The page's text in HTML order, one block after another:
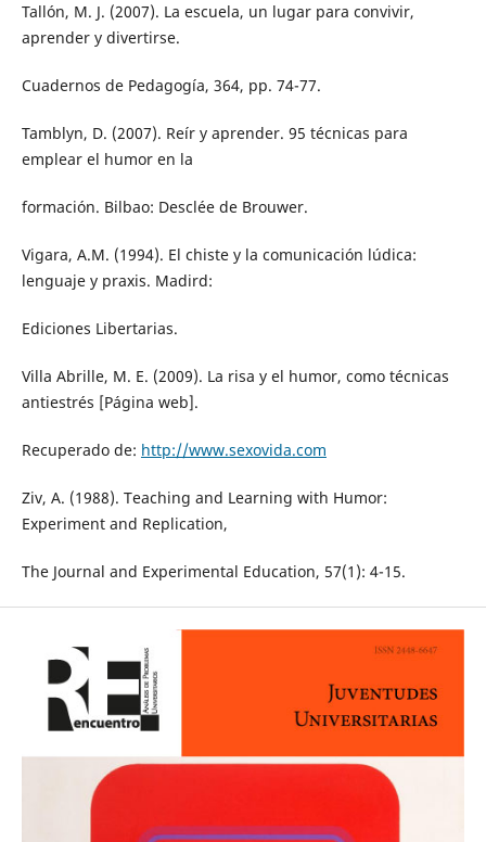
Tallón, M. J. (2007). La escuela, un lugar para convivir,
aprender y divertirse.
Cuadernos de Pedagogía, 364, pp. 74-77.
Tamblyn, D. (2007). Reír y aprender. 95 técnicas para
emplear el humor en la
formación. Bilbao: Desclée de Brouwer.
Vigara, A.M. (1994). El chiste y la comunicación lúdica:
lenguaje y praxis. Madird:
Ediciones Libertarias.
Villa Abrille, M. E. (2009). La risa y el humor, como técnicas
antiestrés [Página web].
Recuperado de: http://www.sexovida.com
Ziv, A. (1988). Teaching and Learning with Humor:
Experiment and Replication,
The Journal and Experimental Education, 57(1): 4-15.